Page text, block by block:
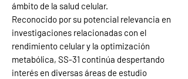
ámbito de la salud celular.
Reconocido por su potencial relevancia en
investigaciones relacionadas con el
rendimiento celular y la optimización
metabólica, SS-31 continúa despertando
interés en diversas áreas de estudio